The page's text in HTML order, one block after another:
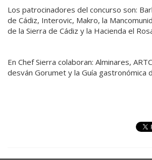
Los patrocinadores del concurso son:
de Cádiz, Interovic, Makro, la
de la Sierra de Cádiz y la Hacienda el
En Chef Sierra colaboran: Alminares,
desván Gorumet y la Guía gastronómica